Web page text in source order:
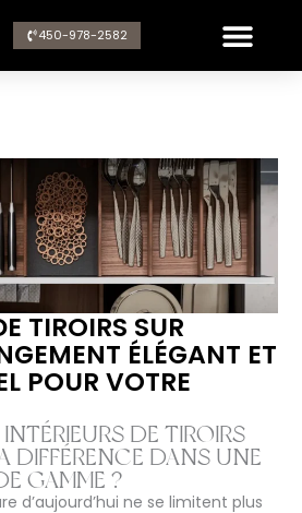
450-978-2582​
TIROIRS SUR
ÉLÉGANT ET
POUR VOTRE
DE TIROIRS
DIFFÉRENCE DANS UNE
GAMME ?
d’aujourd’hui ne se limitent plus